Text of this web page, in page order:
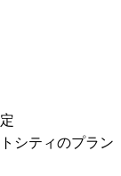
シティのプラン